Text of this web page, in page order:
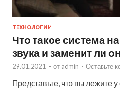
ТЕХНОЛОГИИ
Что такое система
звука и заменит ли
29.01.2021 - от admin - Оставьте
Представьте, что вы лежите